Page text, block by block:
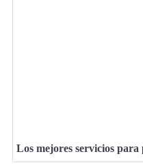
Los mejores servicios para